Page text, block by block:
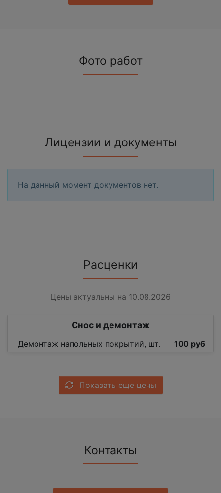
Фото работ
Лицензии и документы
На данный момент документов нет.
Расценки
Цены актуальны на 10.08.2026
Снос и демонтаж
Демонтаж напольных покрытий, шт. 100 руб
Показать еще цены
Контакты